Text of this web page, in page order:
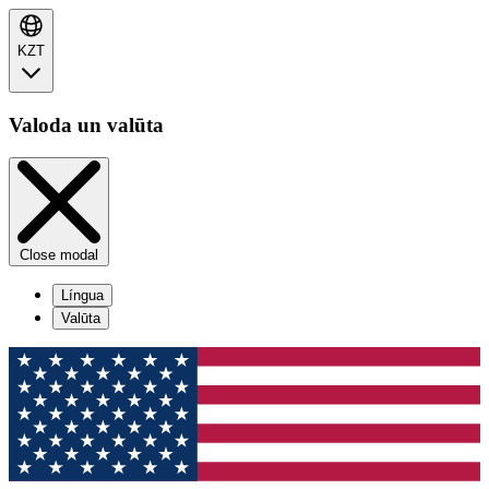
KZT
Valoda un valūta
Close modal
Língua
Valūta